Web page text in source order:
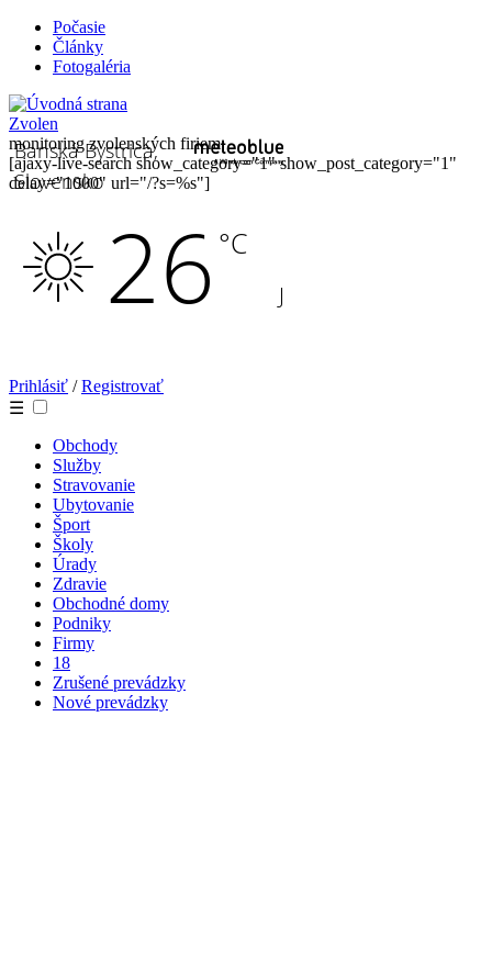
Počasie
Články
Fotogaléria
Zvolen
monitoring zvolenských firiem
[ajaxy-live-search show_category="1" show_post_category="1"
delay="1000" url="/?s=%s"]
Prihlásiť /Registrovať
☰
Obchody
Služby
Stravovanie
Ubytovanie
Šport
Školy
Úrady
Zdravie
Obchodné domy
Podniky
Firmy
18
Zrušené prevádzky
Nové prevádzky